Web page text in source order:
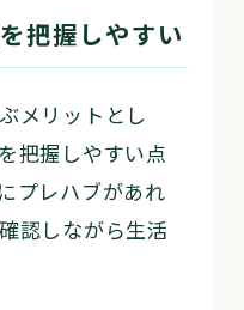
把握しやすい
メリットとし
把握しやすい点
プレハブがあれ
認しながら生活